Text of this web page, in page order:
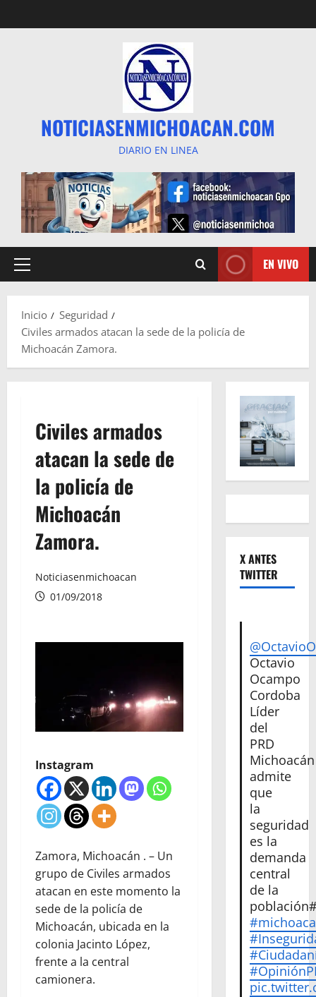
al
NOTICIASENMICHOACAN.COM
DIARIO EN LINEA
Menú
EN VIVO
Inicio
Seguridad
Civiles armados atacan la sede de la policía de
Michoacán Zamora.
Civiles armados
atacan la sede de
la policía de
Michoacán
Zamora.
Noticiasenmichoacan
01/09/2018
Instagram
Zamora, Michoacán . – Un
grupo de Civiles armados
atacan en este momento la
sede de la policía de
Michoacán, ubicada en la
colonia Jacinto López,
frente a la central
camionera.
X ANTES
TWITTER
Octavio
Ocampo
Cordoba
Líder
del
PRD
Michoacán
admite
que
la
seguridad
es la
demanda
central
de la